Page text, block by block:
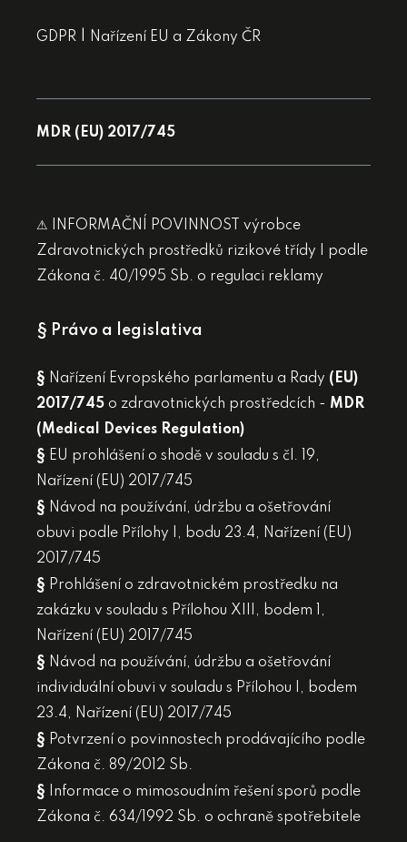
GDPR Nařízení EU a Zákony ČR
MDR (EU) 2017/745
⚠ INFORMAČNÍ POVINNOST výrobce
Zdravotnických prostředků rizikové třídy I podle
Zákona č. 40/1995 Sb. o regulaci reklamy
§ Právo a legislativa
§ Nařízení Evropského parlamentu a Rady (EU)
2017/745 o zdravotnických prostředcích - MDR
(Medical Devices Regulation)
§ EU prohlášení o shodě v souladu s čl. 19,
Nařízení (EU) 2017/745
§ Návod na používání, údržbu a ošetřování
obuvi podle Přílohy I, bodu 23.4, Nařízení (EU)
2017/745
§ Prohlášení o zdravotnickém prostředku na
zakázku v souladu s Přílohou XIII, bodem 1,
Nařízení (EU) 2017/745
§ Návod na používání, údržbu a ošetřování
individuální obuvi v souladu s Přílohou I, bodem
23.4, Nařízení (EU) 2017/745
§ Potvrzení o povinnostech prodávajícího podle
Zákona č. 89/2012 Sb.
§ Informace o mimosoudním řešení sporů podle
Zákona č. 634/1992 Sb. o ochraně spotřebitele